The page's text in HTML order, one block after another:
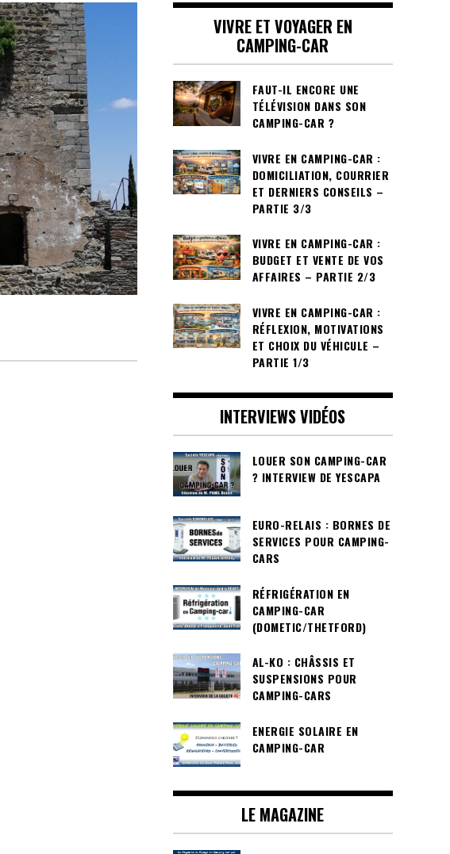
VIVRE ET VOYAGER EN
CAMPING-CAR
FAUT-IL ENCORE UNE
TÉLÉVISION DANS SON
CAMPING-CAR ?
VIVRE EN CAMPING-CAR :
DOMICILIATION, COURRIER
ET DERNIERS CONSEILS –
PARTIE 3/3
VIVRE EN CAMPING-CAR :
BUDGET ET VENTE DE VOS
AFFAIRES – PARTIE 2/3
VIVRE EN CAMPING-CAR :
RÉFLEXION, MOTIVATIONS
ET CHOIX DU VÉHICULE –
PARTIE 1/3
INTERVIEWS VIDÉOS
LOUER SON CAMPING-CAR
? INTERVIEW DE YESCAPA
EURO-RELAIS : BORNES DE
SERVICES POUR CAMPING-
CARS
RÉFRIGÉRATION EN
CAMPING-CAR
(DOMETIC/THETFORD)
AL-KO : CHÂSSIS ET
SUSPENSIONS POUR
CAMPING-CARS
ENERGIE SOLAIRE EN
CAMPING-CAR
LE MAGAZINE